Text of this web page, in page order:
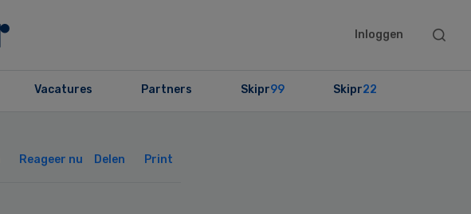
Inloggen
Search
Vacatures Partners Skipr99 Skipr22
Reageer nu Delen Print